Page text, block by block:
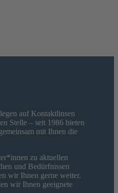
auf Kontaktlinsen
Stelle – seit 1986 bieten
mit Ihnen die
zu aktuellen
und Bedürfnissen
wir Ihnen gerne weiter.
wir Ihnen geeignete